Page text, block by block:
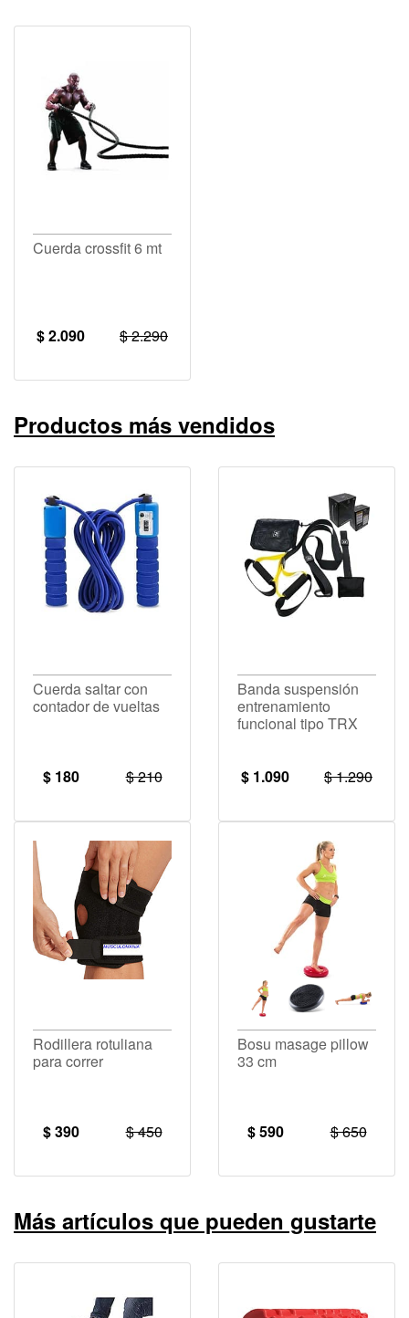
Cuerda crossfit 6 mt
$ 2.090 $ 2.290
Productos más vendidos
Cuerda saltar con
contador de vueltas
$ 180 $ 210
Banda suspensión
entrenamiento
funcional tipo TRX
$ 1.090 $ 1.290
Rodillera rotuliana
para correr
$ 390 $ 450
Bosu masage pillow
33 cm
$ 590 $ 650
Más artículos que pueden gustarte